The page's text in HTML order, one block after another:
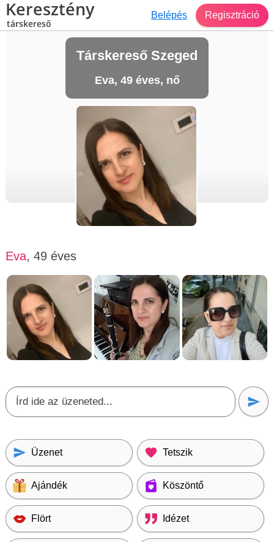
Keresztény
társkereső
Belépés Regisztráció
Társkereső Szeged
Eva, 49 éves, nő
Eva, 49 éves
Üzenet Tetszik
Ajándék Köszöntő
Flört Idézet